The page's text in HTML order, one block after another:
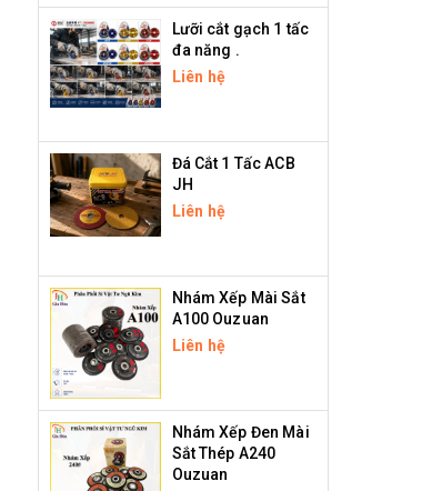
Lưỡi cắt gạch 1 tấc
đa năng .
Liên hệ
Đá Cắt 1 Tấc ACB
JH
Liên hệ
Nhám Xếp Mài Sắt
A100 Ouzuan
Liên hệ
Nhám Xếp Đen Mài
Sắt Thép A240
Ouzuan